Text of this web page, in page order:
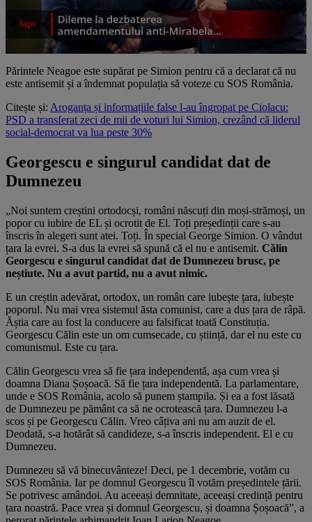
Părintele Neagoe este supărat pe Simion pentru că a declarat că nu
este antisemit și a îndemnat populația să voteze cu SOS România.
Citește și: Aroganța și informațiile false l-au îngropat pe Ciolacu:
PSD a transferat zeci de mii de voturi lui Simion, crezând că liderul
social-democrat va lua peste 30%
Georgescu e singurul candidat dat de
Dumnezeu
„Noi suntem creștini ortodocși, români născuți din moși-strămoși, un
popor cu iubire de EL și ocrotit de El. Toți președinții care s-au
înscris în alegeri sunt atei. Toți. În special George Simion. O vândut
țara la evrei. S-a dus la evrei să spună că el nu e antisemit. Călin
Georgescu e singurul candidat dat de Dumnezeu brusc, pe
neștiute. Nu a avut partid, nu a avut nimic.
E un creștin adevărat, ortodox, un român care iubește țara, iubește
poporul. Nu mai vrea sistemul ăsta comunist, care a dus țara de râpă.
Ăștia care au fost la conducere au falsificat toată Constituția.
Georgescu Călin este un om cumsecade, cu știință, dar el nu este cu
comunismul. Este cu țara.
Călin Georgescu vrea să fie țara independentă, așa cum vrea și
doamna Diana Șoșoacă. Să fie țara independentă. La parlamentare,
unde e SOS România, acolo să punem ștampila. Și ea a fost lăsată
de Dumnezeu pe pământ ca să ne ocrotească țara. Dumnezeu l-a
scos și pe Georgescu Călin. Vreo câțiva ani nu am auzit de el.
Deodată, s-a hotărât să candideze, s-a înscris independent. El e cu
Dumnezeu.
Dumnezeu să vă binecuvânteze! Deci, pe 1 decembrie, votăm cu
SOS România. Iar pe domnul Georgescu îl votăm președintele țării.
Se potrivesc amândoi. Au aceeași demnitate, aceeași credință pentru
țara noastră. Pace vrea și domnul Georgescu, și doamna Șoșoacă”, a